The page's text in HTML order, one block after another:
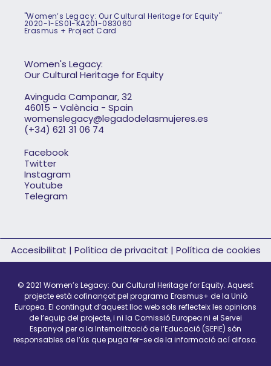
"Women’s Legacy: Our Cultural Heritage for Equity"
2020-1-ES01-KA201-083060
Erasmus + Project Card
Women's Legacy:
Our Cultural Heritage for Equity
Avinguda Campanar, 32
46015 - València - Spain
womenslegacy@legadodelasmujeres.es
(+34) 621 31 06 74
Facebook
Twitter
Instagram
Youtube
Telegram
Accesibilitat | Política de privacitat | Política de cookies
© 2021 Women’s Legacy: Our Cultural Heritage for Equity. Aquest
projecte està cofinançat pel programa Erasmus+ de la Unió
Europea. El contingut d’aquest lloc web sols reflecteix les opinions
de l’equip del projecte, i ni la Comissió Europea ni el Servei
Espanyol per a la Internalització de l’Educació (SEPIE) són
responsables de l’ús que puga fer-se de la informació ací difosa.